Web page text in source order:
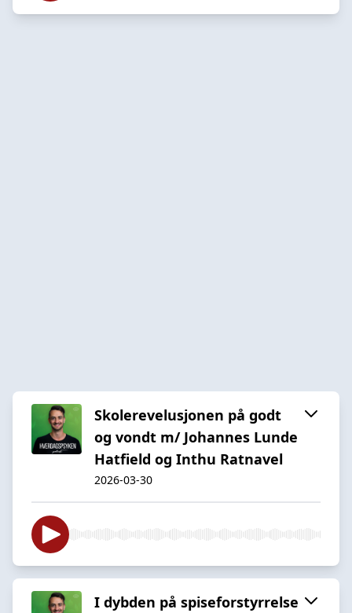
Skolerevelusjonen på godt
og vondt m/ Johannes Lunde
Hatfield og Inthu Ratnavel
2026-03-30
I dybden på spiseforstyrrelse